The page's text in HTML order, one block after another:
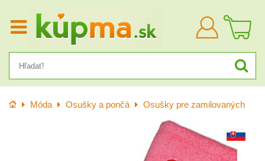
Prihlásiť
sa
Úvod Móda Osušky a pončá Osušky pre zamilovaných